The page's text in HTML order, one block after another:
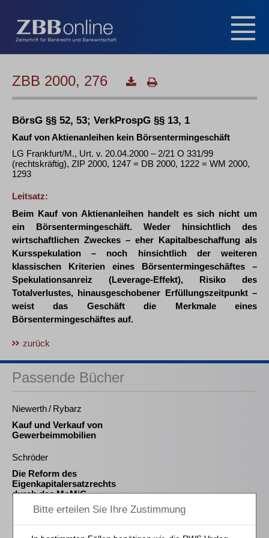
ZBB 2000, 276
BörsG §§ 52, 53; VerkProspG §§ 13, 1
Kauf von Aktienanleihen kein Börsentermingeschäft
LG Frankfurt/M., Urt. v. 20.04.2000 – 2/21 O 331/99
(rechtskräftig), ZIP 2000, 1247 = DB 2000, 1222 = WM 2000,
1293
Leitsatz:
Beim Kauf von Aktienanleihen handelt es sich nicht um
ein Börsentermingeschäft. Weder hinsichtlich des
wirtschaftlichen Zweckes – eher Kapitalbeschaffung als
Kursspekulation – noch hinsichtlich der weiteren
klassischen Kriterien eines Börsentermingeschäftes –
Spekulationsanreiz (Leverage-Effekt), Risiko des
Totalverlustes, hinausgeschobener Erfüllungszeitpunkt –
weist das Geschäft die Merkmale eines
Börsentermingeschäftes auf.
zurück
Passende Bücher
Niewerth / Rybarz
Kauf und Verkauf von
Gewerbeimmobilien
Schröder
Die Reform des
Eigenkapitalersatzrechts
durch das MoMiG